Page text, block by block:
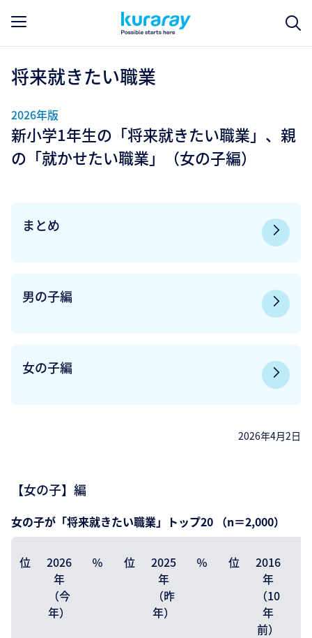
将来就きたい職業
2026年版
新小学1年生の「将来就きたい職業」、親
の「就かせたい職業」（女の子編）
まとめ
男の子編
女の子編
2026年4月2日
【女の子】編
女の子が「将来就きたい職業」トップ20 （n＝2,000）
位
2026
年
（今
年）
％ 位
2025
年
（昨
年）
％ 位
2016
年
（10
年
前）